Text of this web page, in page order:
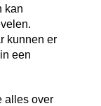
kan
kunnen er
een
alles over